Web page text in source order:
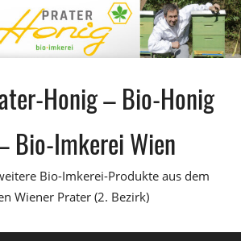
Honig – Bio-Honig
Bio-Imkerei Wien
Bio-Imkerei-Produkte aus dem
Wiener Prater (2. Bezirk)